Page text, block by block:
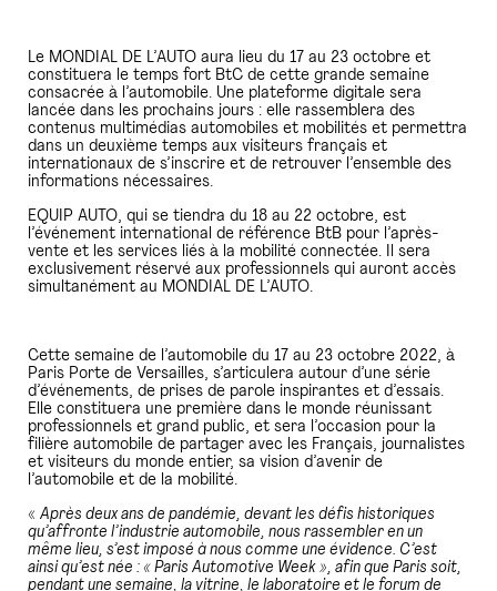
Le MONDIAL DE L’AUTO aura lieu du 17 au 23 octobre et
constituera le temps fort BtC de cette grande semaine
consacrée à l’automobile. Une plateforme digitale sera
lancée dans les prochains jours : elle rassemblera des
contenus multimédias automobiles et mobilités et permettra
dans un deuxième temps aux visiteurs français et
internationaux de s’inscrire et de retrouver l’ensemble des
informations nécessaires.
EQUIP AUTO, qui se tiendra du 18 au 22 octobre, est
l’événement international de référence BtB pour l’après-
vente et les services liés à la mobilité connectée. Il sera
exclusivement réservé aux professionnels qui auront accès
simultanément au MONDIAL DE L’AUTO.
Cette semaine de l’automobile du 17 au 23 octobre 2022, à
Paris Porte de Versailles, s’articulera autour d’une série
d’événements, de prises de parole inspirantes et d’essais.
Elle constituera une première dans le monde réunissant
professionnels et grand public, et sera l’occasion pour la
filière automobile de partager avec les Français, journalistes
et visiteurs du monde entier, sa vision d’avenir de
l’automobile et de la mobilité.
« Après deux ans de pandémie, devant les défis historiques
qu’affronte l’industrie automobile, nous rassembler en un
même lieu, s’est imposé à nous comme une évidence. C’est
ainsi qu’est née : « Paris Automotive Week », afin que Paris soit,
pendant une semaine, la vitrine, le laboratoire et le forum de